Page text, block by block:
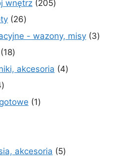
wnętrz 205205
2626
- wazony, misy 33
1818
produktów
akcesoria 44
4
produkty11
akcesoria 55